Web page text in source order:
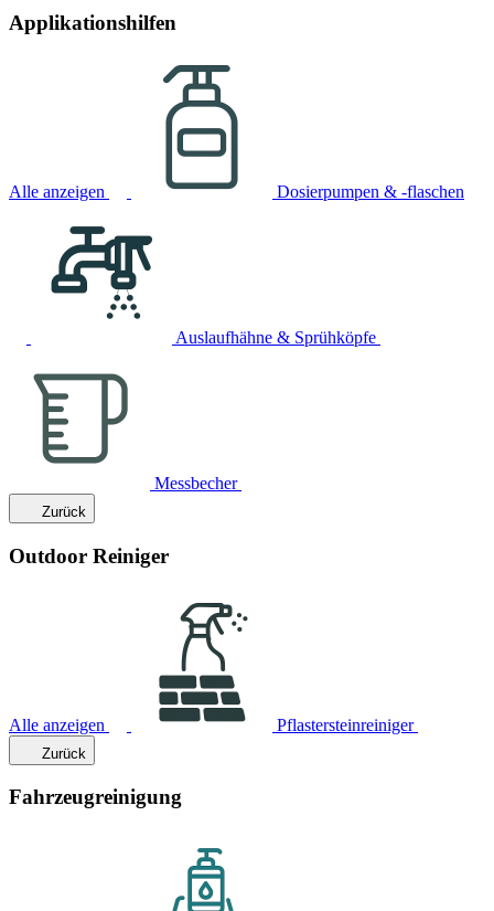
Applikationshilfen
Alle anzeigen Dosierpumpen & -flaschen
Auslaufhähne & Sprühköpfe
Messbecher
Zurück
Outdoor Reiniger
Alle anzeigen Pflastersteinreiniger
Zurück
Fahrzeugreinigung